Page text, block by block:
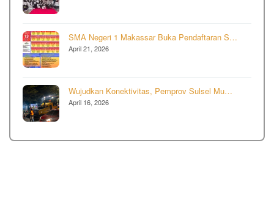
SMA Negeri 1 Makassar Buka Pendaftaran S…
April 21, 2026
Wujudkan Konektivitas, Pemprov Sulsel Mu…
April 16, 2026